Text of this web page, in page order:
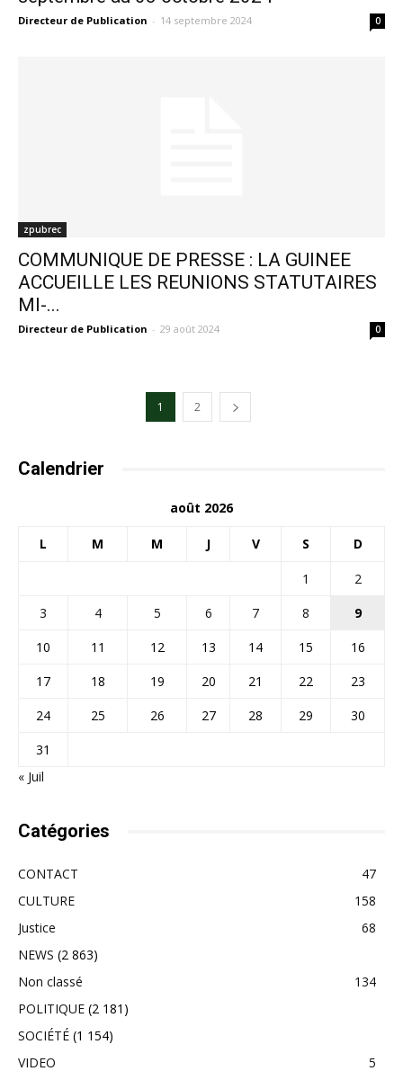
Directeur de Publication - 14 septembre 2024 0
zpubrec
COMMUNIQUE DE PRESSE : LA GUINEE
ACCUEILLE LES REUNIONS STATUTAIRES
MI-...
Directeur de Publication - 29 août 2024 0
1 2
Calendrier
août 2026
L M M J V S D
1
2
3
4 5 6 7 8
9
10
11 12 13 14 15
16
17
18 19 20 21 22
23
24
25 26 27 28 29
30
31
« Juil
Catégories
CONTACT
47
CULTURE
158
Justice
68
NEWS (2 863)
Non classé
134
POLITIQUE (2 181)
SOCIÉTÉ (1 154)
VIDEO
5